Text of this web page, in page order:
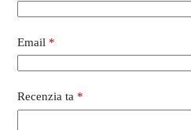
Email *
Recenzia ta *